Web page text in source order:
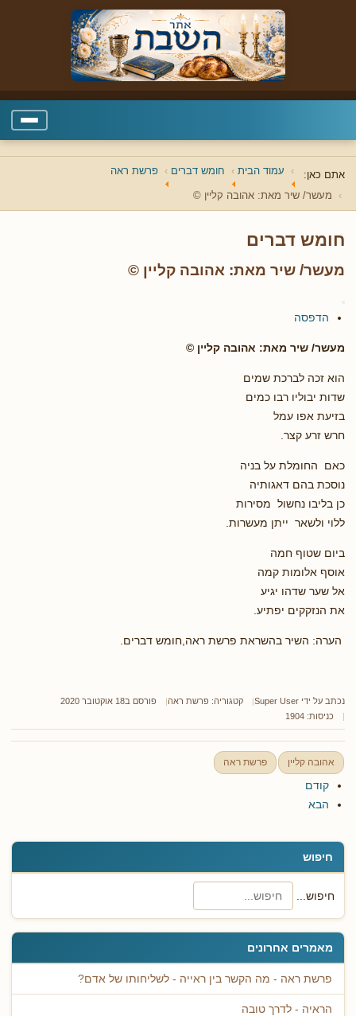
אתם כאן: עמוד הבית חומש דברים פרשת ראה
מעשר/ שיר מאת: אהובה קליין ©
חיפוש
חיפוש...
מאמרים אחרונים
פרשת ראה - מה הקשר בין ראייה - לשליחותו של אדם?
הראיה - לדרך טובה
חומש דברים
מעשר/ שיר מאת: אהובה קליין ©
הדפסה
מעשר/ שיר מאת: אהובה קליין ©
הוא זכה לברכת שמים
שדות יבוליו רבו כמים
בזיעת אפו עמל
חרש זרע קצר.
כאם החומלת על בניה
נוסכת בהם דאגותיה
כן בליבו נחשול מסירות
ללוי ולשאר ייתן מעשרות.
ביום שטוף חמה
אוסף אלומות קמה
אל שער שדהו יגיע
את הנזקקים יפתיע.
הערה: השיר בהשראת פרשת ראה,חומש דברים.
נכתב על ידי Super User קטגוריה: פרשת ראה
פורסם ב18 אוקטובר 2020
כניסות: 1904
אהובה קליין פרשת ראה
קודם
הבא